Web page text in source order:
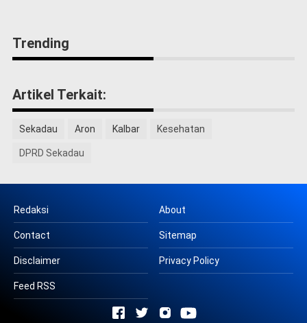
Trending
Artikel Terkait:
Sekadau Aron Kalbar Kesehatan
DPRD Sekadau
Redaksi About
Contact Sitemap
Disclaimer Privacy Policy
Feed RSS